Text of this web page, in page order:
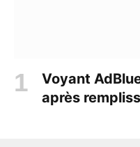
Voyant
après